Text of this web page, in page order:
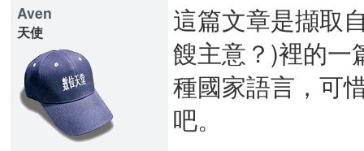
Aven
天使
這篇文章是擷取
餿主意？)裡的一
種國家語言，可
吧。